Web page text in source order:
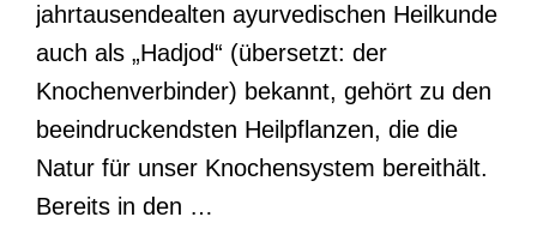
jahrtausendealten ayurvedischen Heilkunde
auch als „Hadjod“ (übersetzt: der
Knochenverbinder) bekannt, gehört zu den
beeindruckendsten Heilpflanzen, die die
Natur für unser Knochensystem bereithält.
Bereits in den …